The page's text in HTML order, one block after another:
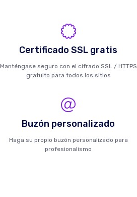
Certificado SSL gratis
Manténgase seguro con el cifrado SSL / HTTPS
gratuito para todos los sitios
Buzón personalizado
Haga su propio buzón personalizado para
profesionalismo